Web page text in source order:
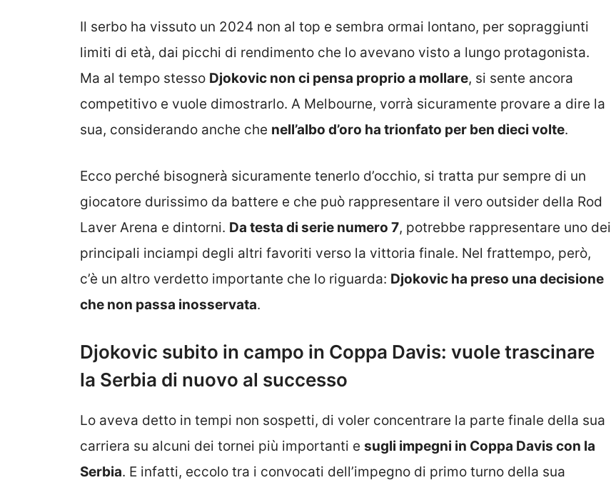
Il serbo ha vissuto un 2024 non al top e sembra ormai lontano, per sopraggiunti
limiti di età, dai picchi di rendimento che lo avevano visto a lungo protagonista.
Ma al tempo stesso Djokovic non ci pensa proprio a mollare, si sente ancora
competitivo e vuole dimostrarlo. A Melbourne, vorrà sicuramente provare a dire la
sua, considerando anche che nell’albo d’oro ha trionfato per ben dieci volte.
Ecco perché bisognerà sicuramente tenerlo d’occhio, si tratta pur sempre di un
giocatore durissimo da battere e che può rappresentare il vero outsider della Rod
Laver Arena e dintorni. Da testa di serie numero 7, potrebbe rappresentare uno dei
principali inciampi degli altri favoriti verso la vittoria finale. Nel frattempo, però,
c’è un altro verdetto importante che lo riguarda: Djokovic ha preso una decisione
che non passa inosservata.
Djokovic subito in campo in Coppa Davis: vuole trascinare
la Serbia di nuovo al successo
Lo aveva detto in tempi non sospetti, di voler concentrare la parte finale della sua
carriera su alcuni dei tornei più importanti e sugli impegni in Coppa Davis con la
Serbia. E infatti, eccolo tra i convocati dell’impegno di primo turno della sua